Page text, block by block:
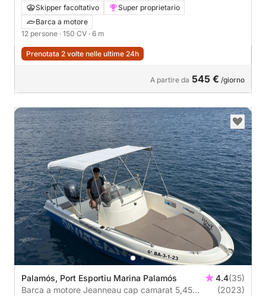
Skipper facoltativo
Super proprietario
Barca a motore
12 persone · 150 CV · 6 m
Prenotata 2 volte nelle ultime 24h
A partire da 545 € /giorno
Palamós, Port Esportiu Marina Palamós 4.4(35)
Barca a motore Jeanneau cap camarat 5,45
(2023)